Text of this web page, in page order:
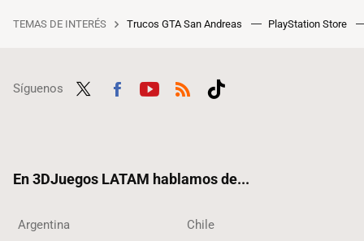
TEMAS DE INTERÉS Trucos GTA San Andreas PlayStation Store
Síguenos
En 3DJuegos LATAM hablamos de...
Argentina Chile